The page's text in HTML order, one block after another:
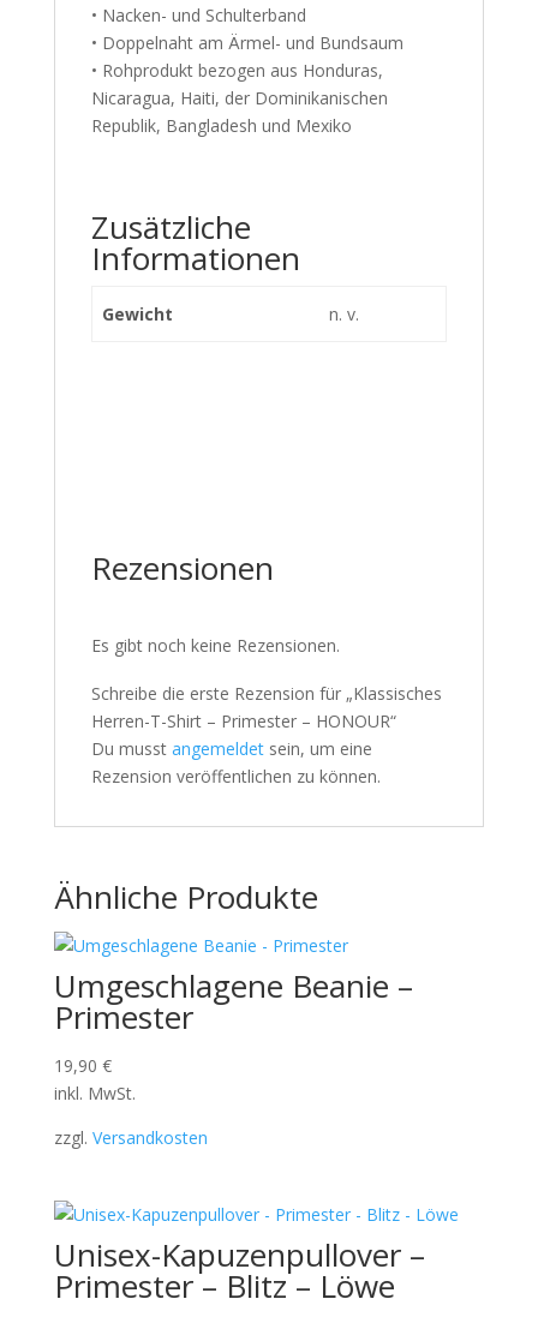
• Nacken- und Schulterband
• Doppelnaht am Ärmel- und Bundsaum
• Rohprodukt bezogen aus Honduras,
Nicaragua, Haiti, der Dominikanischen
Republik, Bangladesh und Mexiko
Zusätzliche
Informationen
Gewicht n. v.
Rezensionen
Es gibt noch keine Rezensionen.
Schreibe die erste Rezension für „Klassisches
Herren-T-Shirt – Primester – HONOUR“
Du musst angemeldetsein, um eine
Rezension veröffentlichen zu können.
Ähnliche Produkte
Umgeschlagene Beanie –
Primester
19,90 €
inkl. MwSt.
zzgl. Versandkosten
Unisex-Kapuzenpullover –
Primester – Blitz – Löwe